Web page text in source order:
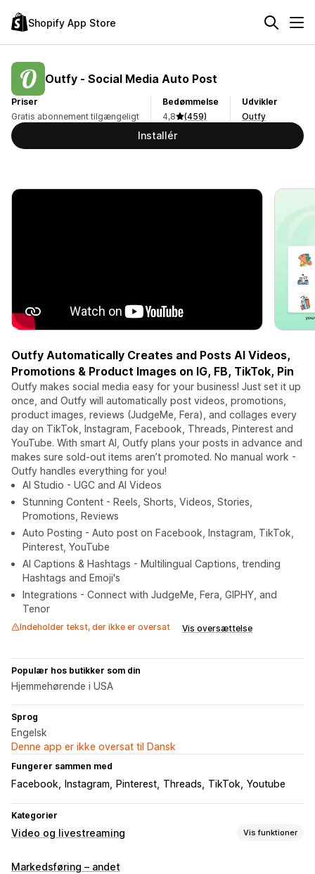
Shopify App Store
Outfy ‑ Social Media Auto Post
Priser
Gratis abonnement tilgængeligt
Bedømmelse
4,8
(459)
Udvikler
Outfy
Installér
Outfy Automatically Creates and Posts AI Videos,
Promotions & Product Images on IG, FB, TikTok, Pin
Outfy makes social media easy for your business! Just set it up
once, and Outfy will automatically post videos, promotions,
product images, reviews (JudgeMe, Fera), and collages every
day on TikTok, Instagram, Facebook, Threads, Pinterest and
YouTube. With smart AI, Outfy plans your posts in advance and
makes sure sold-out items aren’t promoted. No manual work -
Outfy handles everything for you!
AI Studio - UGC and AI Videos
Stunning Content - Reels, Shorts, Videos, Stories,
Promotions, Reviews
Auto Posting - Auto post on Facebook, Instagram, TikTok,
Pinterest, YouTube
AI Captions & Hashtags - Multilingual Captions, trending
Hashtags and Emoji's
Integrations - Connect with JudgeMe, Fera, GIPHY, and
Tenor
Indeholder tekst, der ikke er oversat Vis oversættelse
Populær hos butikker som din
Hjemmehørende i USA
Sprog
Engelsk
Denne app er ikke oversat til Dansk
Fungerer sammen med
Facebook Instagram Pinterest Threads TikTok Youtube
Kategorier
Video og livestreaming Vis funktioner
Videoadministration
Markedsføring – andet